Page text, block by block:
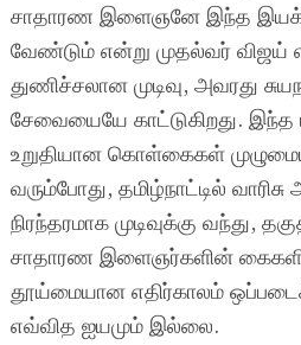
சாதாரண இளைஞனே இந்த
வேண்டும் என்று முதல்வர் விஜய்
துணிச்சலான முடிவு, அவரது
சேவையையே காட்டுகிறது. இந்த
உறுதியான கொள்கைகள்
வரும்போது, தமிழ்நாட்டில்
நிரந்தரமாக முடிவுக்கு வந்து,
சாதாரண இளைஞர்களின்
தூய்மையான எதிர்காலம்
எவ்வித ஐயமும் இல்லை.